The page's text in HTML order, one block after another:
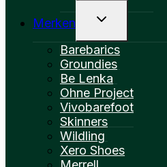
Merken
Toggle
Barebarics
Groundies
Be Lenka
Ohne Project
Vivobarefoot
Skinners
Wildling
Xero Shoes